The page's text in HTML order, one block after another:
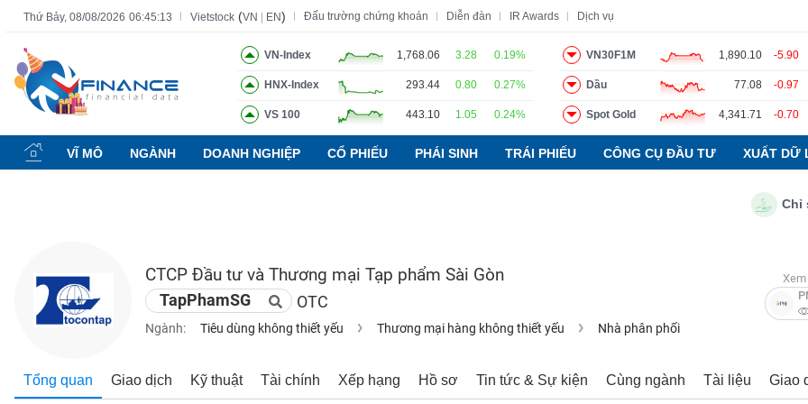
Thứ Bảy, 08/08/2026 06:45:14 Vietstock (VN EN) Đấu trường chứng khoán Diễn đàn IR Awards Dịch vụ
VN-Index 1,768.06 3.28 0.19%
HNX-Index 293.44 0.80 0.27%
VS 100 443.10 1.05 0.24%
VN30F1M 1,890.10 -5.90
Dầu 77.08 -0.97
Spot Gold 4,341.71 -0.70
VĨ MÔ NGÀNH DOANH NGHIỆP CỔ PHIẾU PHÁI SINH TRÁI PHIẾU CÔNG CỤ ĐẦU TƯ XUẤT DỮ
Chỉ số
CTCP Đầu tư và Thương mại Tạp phẩm Sài Gòn
TapPhamSG OTC
Ngành: Tiêu dùng không thiết yếu Thương mại hàng không thiết yếu Nhà phân phối
Tổng quan Giao dịch Kỹ thuật Tài chính Xếp hạng Hồ sơ Tin tức & Sự kiện Cùng ngành Tài liệu Giao
Tất cả Tính năng Ngành Mã chứng khoán Lãnh đạo Báo cáo phân tích Thuật ngữ
Tính
năng
(-)
CHỨNG
KHOÁN
NGHIỆP